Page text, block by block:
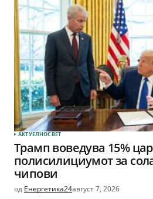
АКТУЕЛНОСВЕТ
Трамп воведува 15%
полисилициумот за
чипови
од Енергетика24август 7, 2026